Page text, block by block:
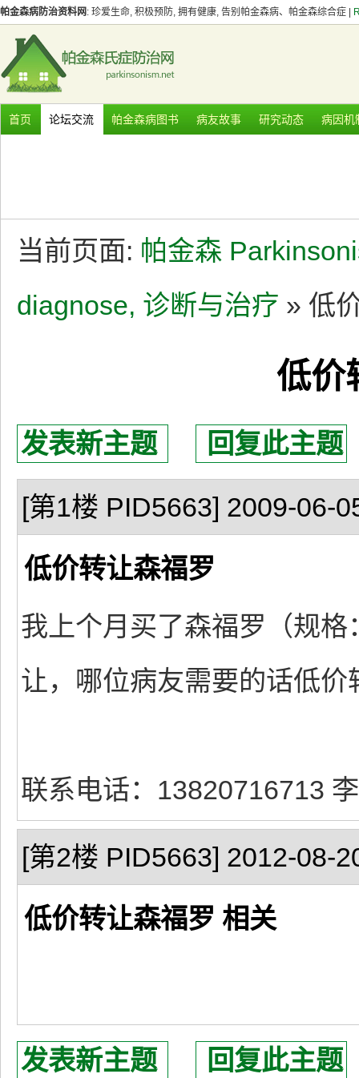
帕金森病防治资料网 : 珍爱生命, 积极预防, 拥有健康, 告别帕金森病、帕金森综合症 |
首页 论坛交流 帕金森病图书 病友故事 研究动态 病因机
当前页面: 帕金森
diagnose, 诊断与治疗 » 低
低价
发表新主题 回复此主题
[第1楼 PID5663] 2009-06-
低价转让森福罗
我上个月买了森福罗（规
让，哪位病友需要的话低价
联系电话：13820716713
[第2楼 PID5663] 2012-08-
低价转让森福罗 相关
发表新主题 回复此主题